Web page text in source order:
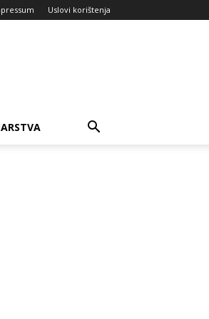
Uslovi korištenja